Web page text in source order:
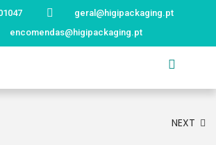
geral@higipackaging.pt
encomendas@higipackaging.pt
NEXT